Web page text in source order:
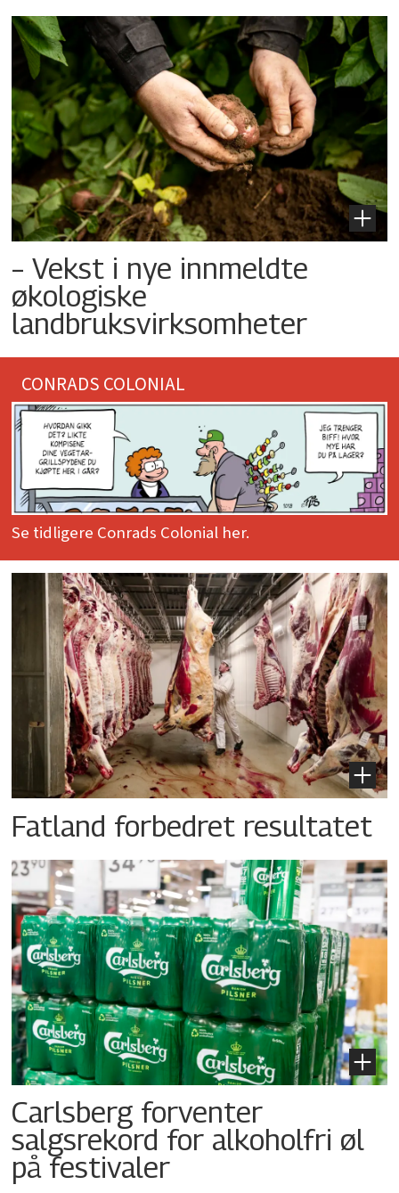
– Vekst i nye innmeldte
økologiske
landbruksvirksomheter
CONRADS COLONIAL
Se tidligere Conrads Colonial her.
Fatland forbedret resultatet
Carlsberg forventer
salgsrekord for alkoholfri øl
på festivaler